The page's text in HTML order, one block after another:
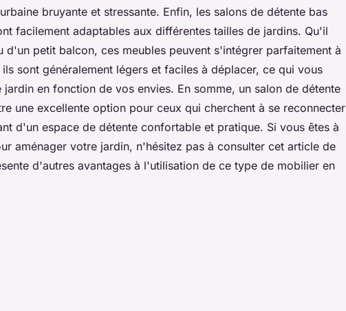
bruyante et stressante. Enfin, les salons de détente bas
facilement adaptables aux différentes tailles de jardins. Qu'il
d'un petit balcon, ces meubles peuvent s'intégrer parfaitement à
sont généralement légers et faciles à déplacer, ce qui vous
en fonction de vos envies. En somme, un salon de détente
une excellente option pour ceux qui cherchent à se reconnecter
d'un espace de détente confortable et pratique. Si vous êtes à
aménager votre jardin, n'hésitez pas à consulter cet article de
d'autres avantages à l'utilisation de ce type de mobilier en